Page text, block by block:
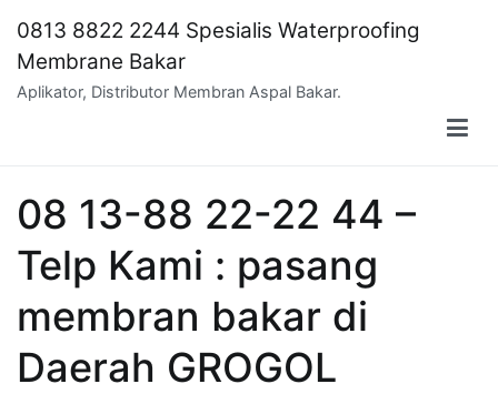
content
0813 8822 2244 Spesialis Waterproofing
Membrane Bakar
Aplikator, Distributor Membran Aspal Bakar.
08 13-88 22-22 44 –
Telp Kami : pasang
membran bakar di
Daerah GROGOL